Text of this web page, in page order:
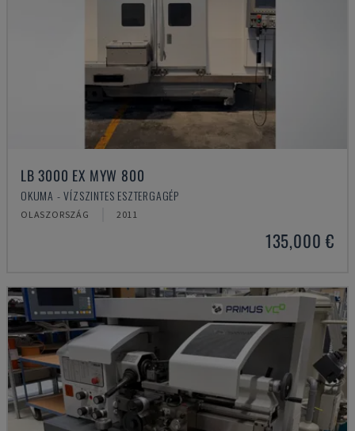
LB 3000 EX MYW 800
OKUMA - VÍZSZINTES ESZTERGAGÉP
OLASZORSZÁG 2011
135,000 €